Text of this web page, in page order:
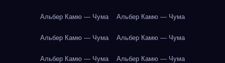
Альбер Камю — Чума Альбер Камю — Чума
Альбер Камю — Чума Альбер Камю — Чума
Альбер Камю — Чума Альбер Камю — Чума